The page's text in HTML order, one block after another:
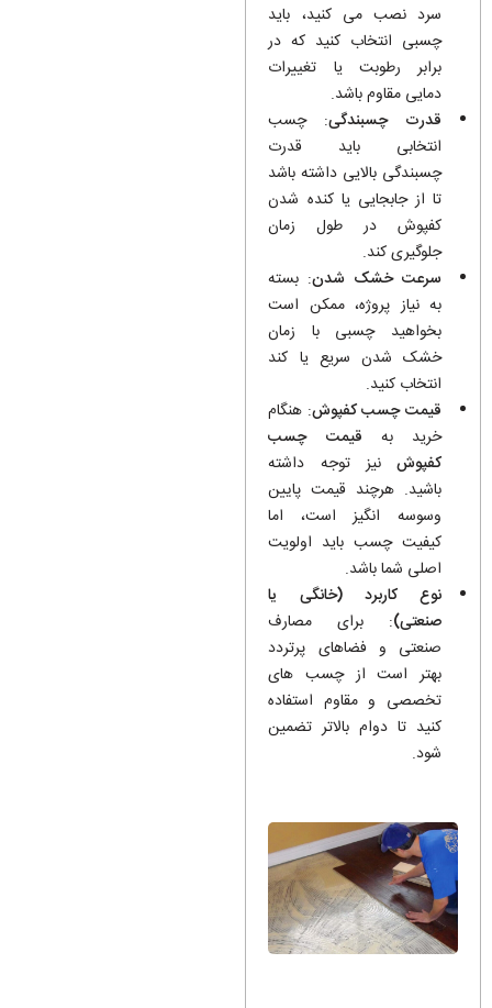
سرد نصب می کنید، باید
چسبی انتخاب کنید که در
برابر رطوبت یا تغییرات
دمایی مقاوم باشد.
قدرت چسبندگی: چسب
انتخابی باید قدرت
چسبندگی بالایی داشته باشد
تا از جابجایی یا کنده شدن
کفپوش در طول زمان
جلوگیری کند.
سرعت خشک شدن: بسته
به نیاز پروژه، ممکن است
بخواهید چسبی با زمان
خشک شدن سریع یا کند
انتخاب کنید.
قیمت چسب کفپوش: هنگام
خرید به قیمت چسب
کفپوش نیز توجه داشته
باشید. هرچند قیمت پایین
وسوسه انگیز است، اما
کیفیت چسب باید اولویت
اصلی شما باشد.
نوع کاربرد (خانگی یا
صنعتی): برای مصارف
صنعتی و فضاهای پرتردد
بهتر است از چسب های
تخصصی و مقاوم استفاده
کنید تا دوام بالاتر تضمین
شود.